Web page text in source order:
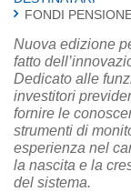
FONDI
Nuova edizione
fatto
Dedicato alle
investitori
fornire le
strumenti di
esperienza nel
la nascita e la
del sistema.